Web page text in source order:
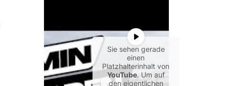
Sie sehen gerade
einen
Platzhalterinhalt von
YouTube. Um auf
den eigentlichen